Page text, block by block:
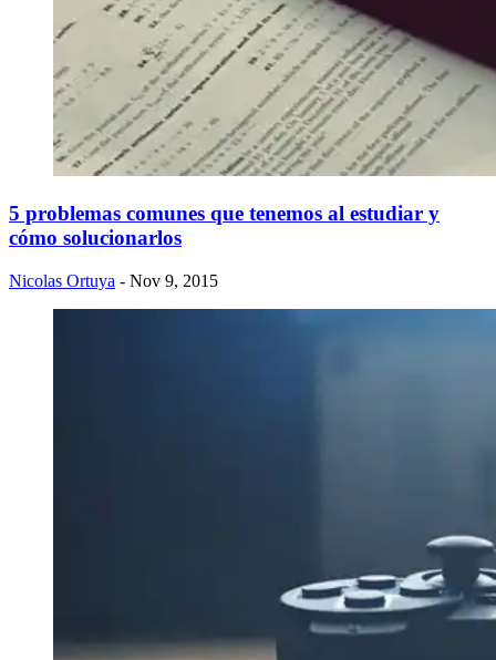
5 problemas comunes que tenemos al estudiar y
cómo solucionarlos
Nicolas Ortuya - Nov 9, 2015